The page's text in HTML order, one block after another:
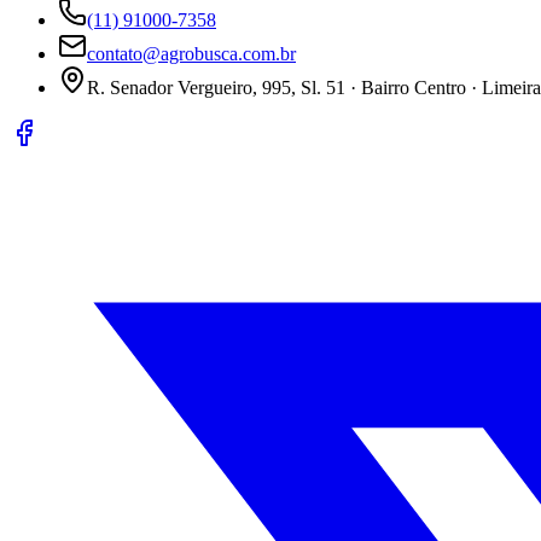
(11) 91000-7358
contato@agrobusca.com.br
R. Senador Vergueiro, 995, Sl. 51 · Bairro Centro ·